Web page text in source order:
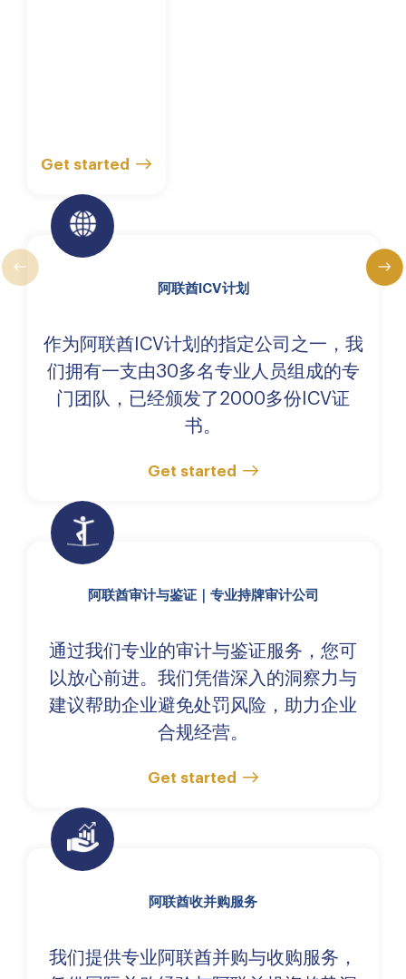
Get started
阿联酋ICV计划
作为阿联酋ICV计划的指定公司之一，我
们拥有一支由30多名专业人员组成的专
门团队，已经颁发了2000多份ICV证
书。
Get started
阿联酋审计与鉴证｜专业持牌审计公司
通过我们专业的审计与鉴证服务，您可
以放心前进。我们凭借深入的洞察力与
建议帮助企业避免处罚风险，助力企业
合规经营。
Get started
阿联酋收并购服务
我们提供专业阿联酋并购与收购服务，